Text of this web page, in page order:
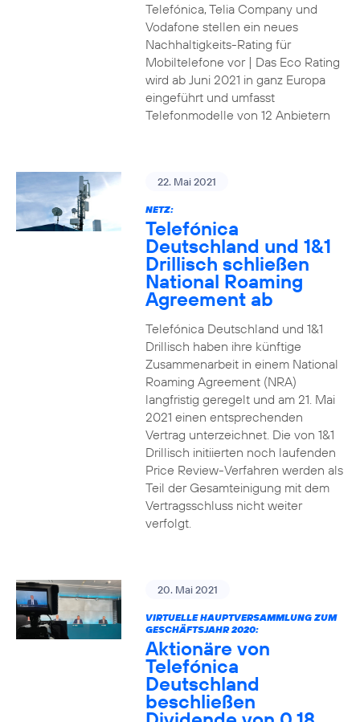
Telefónica, Telia Company und
Vodafone stellen ein neues
Nachhaltigkeits-Rating für
Mobiltelefone vor | Das Eco Rating
wird ab Juni 2021 in ganz Europa
eingeführt und umfasst
Telefonmodelle von 12 Anbietern
22. Mai 2021
NETZ:
Telefónica
Deutschland und 1&1
Drillisch schließen
National Roaming
Agreement ab
Telefónica Deutschland und 1&1
Drillisch haben ihre künftige
Zusammenarbeit in einem National
Roaming Agreement (NRA)
langfristig geregelt und am 21. Mai
2021 einen entsprechenden
Vertrag unterzeichnet. Die von 1&1
Drillisch initiierten noch laufenden
Price Review-Verfahren werden als
Teil der Gesamteinigung mit dem
Vertragsschluss nicht weiter
verfolgt.
20. Mai 2021
VIRTUELLE HAUPTVERSAMMLUNG ZUM
GESCHÄFTSJAHR 2020:
Aktionäre von
Telefónica
Deutschland
beschließen